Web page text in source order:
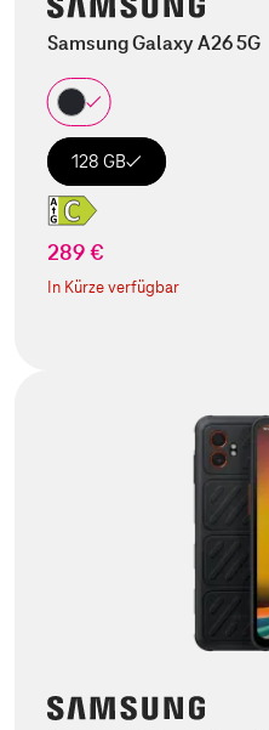
Samsung Galaxy A26 5G
128 GB
289 €
In Kürze verfügbar